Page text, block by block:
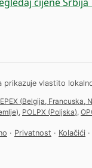
prikazuje vlastito
EPEX (Belgija, Francuska,
), POLPX (Poljska),
· Privatnost · Kolačići ·